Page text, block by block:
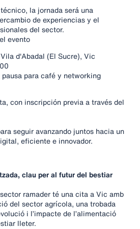
la jornada será una
de experiencias y el
del sector.
evento
d'Abadal (El Sucre), Vic
para café y networking
con inscripción previa a través del
seguir avanzando juntos hacia un
eficiente e innovador.
clau per al futur del bestiar
ramader té una cita a Vic amb
del sector agrícola, una trobada
i l’impacte de l’alimentació
lleter.